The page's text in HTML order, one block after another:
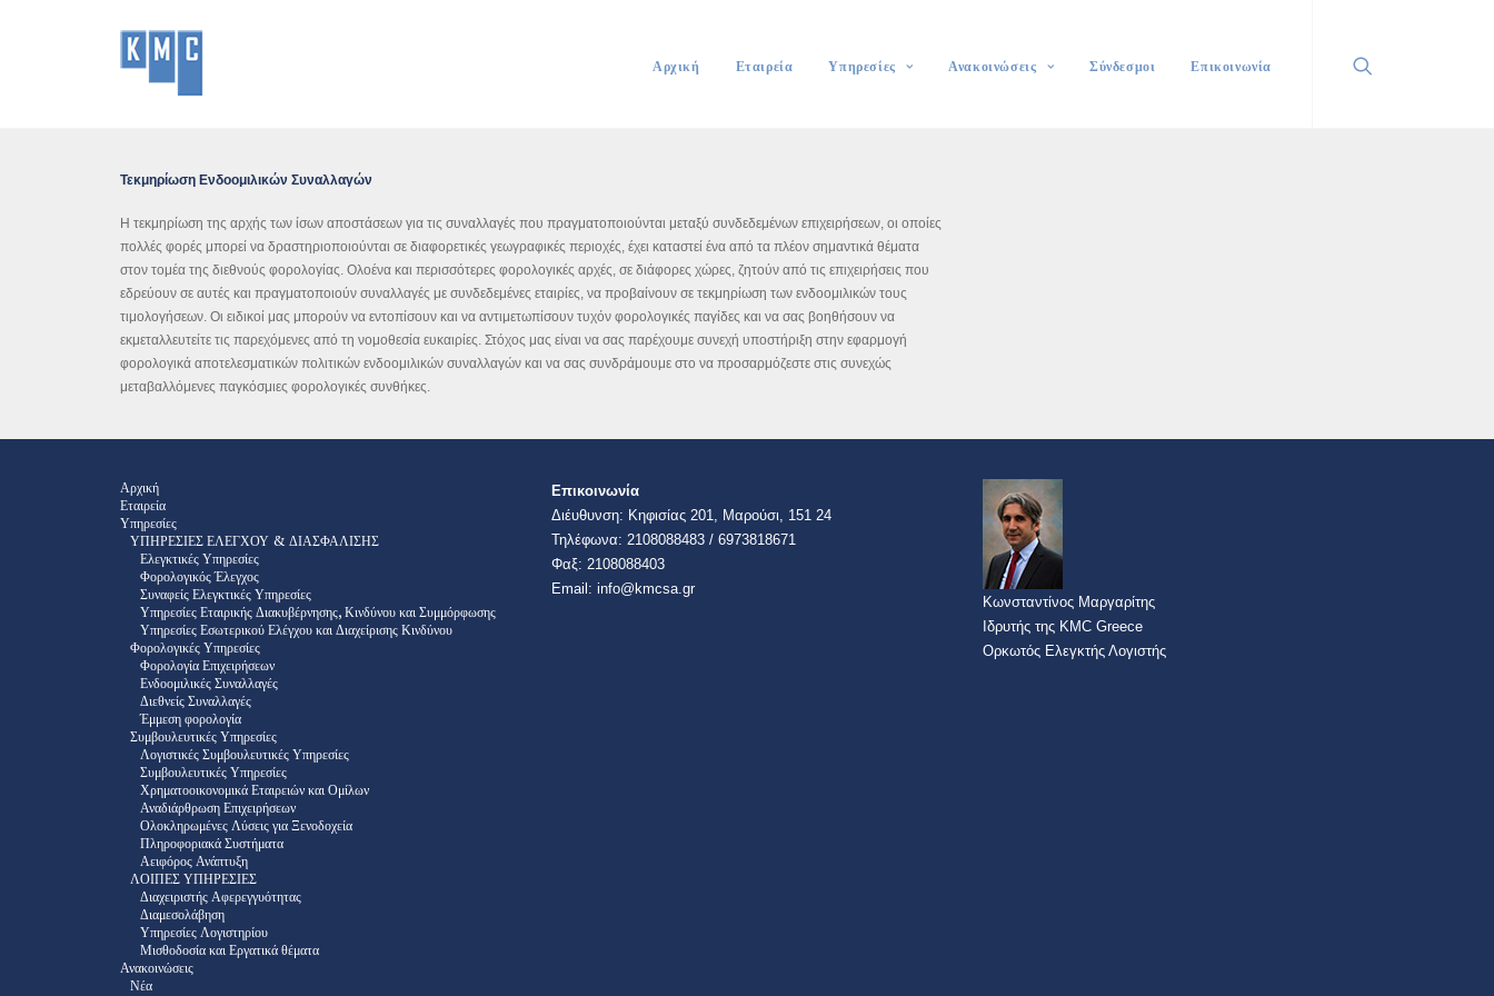
Αρχική Εταιρεία Υπηρεσίες Ανακοινώσεις Σύνδεσμοι Επικοινωνία
Τεκμηρίωση Ενδοομιλικών Συναλλαγών
Η τεκμηρίωση της αρχής των ίσων αποστάσεων για τις συναλλαγές που πραγματοποιούνται μεταξύ συνδεδεμένων επιχειρήσεων, οι οποίες
πολλές φορές μπορεί να δραστηριοποιούνται σε διαφορετικές γεωγραφικές περιοχές, έχει καταστεί ένα από τα πλέον σημαντικά θέματα
στον τομέα της διεθνούς φορολογίας. Ολοένα και περισσότερες φορολογικές αρχές, σε διάφορες χώρες, ζητούν από τις επιχειρήσεις που
εδρεύουν σε αυτές και πραγματοποιούν συναλλαγές με συνδεδεμένες εταιρίες, να προβαίνουν σε τεκμηρίωση των ενδοομιλικών τους
τιμολογήσεων. Οι ειδικοί μας μπορούν να εντοπίσουν και να αντιμετωπίσουν τυχόν φορολογικές παγίδες και να σας βοηθήσουν να
εκμεταλλευτείτε τις παρεχόμενες από τη νομοθεσία ευκαιρίες. Στόχος μας είναι να σας παρέχουμε συνεχή υποστήριξη στην εφαρμογή
φορολογικά αποτελεσματικών πολιτικών ενδοομιλικών συναλλαγών και να σας συνδράμουμε στο να προσαρμόζεστε στις συνεχώς
μεταβαλλόμενες παγκόσμιες φορολογικές συνθήκες.
Αρχική
Εταιρεία
Υπηρεσίες
ΥΠΗΡΕΣΙΕΣ ΕΛΕΓΧΟΥ & ΔΙΑΣΦΑΛΙΣΗΣ
Ελεγκτικές Υπηρεσίες
Φορολογικός Έλεγχος
Συναφείς Ελεγκτικές Υπηρεσίες
Υπηρεσίες Εταιρικής Διακυβέρνησης, Κινδύνου και Συμμόρφωσης
Υπηρεσίες Εσωτερικού Ελέγχου και Διαχείρισης Κινδύνου
Φορολογικές Υπηρεσίες
Φορολογία Επιχειρήσεων
Ενδοομιλικές Συναλλαγές
Διεθνείς Συναλλαγές
Έμμεση φορολογία
Συμβουλευτικές Υπηρεσίες
Λογιστικές Συμβουλευτικές Υπηρεσίες
Συμβουλευτικές Υπηρεσίες
Χρηματοοικονομικά Εταιρειών και Ομίλων
Αναδιάρθρωση Επιχειρήσεων
Ολοκληρωμένες Λύσεις για Ξενοδοχεία
Πληροφοριακά Συστήματα
Αειφόρος Ανάπτυξη
ΛΟΙΠΕΣ ΥΠΗΡΕΣΙΕΣ
Διαχειριστής Αφερεγγυότητας
Διαμεσολάβηση
Υπηρεσίες Λογιστηρίου
Μισθοδοσία και Εργατικά θέματα
Ανακοινώσεις
Νέα
Επικοινωνία
Διέυθυνση:​ Κηφισίας 201, Μαρούσι, 151 24
Τηλέφωνα: 2108088483 / 6973818671
​​Φαξ: 2108088403​
Email:​ info@kmcsa.gr
Κωνσταντίνος Μαργαρίτης
Ιδρυτής της KMC Greece
Ορκωτός Ελεγκτής Λογιστής